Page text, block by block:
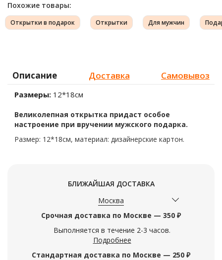
Похожие товары:
Открытки в подарок Открытки Для мужчин
Описание Доставка Самовывоз
Размеры: 12*18см
Великолепная открытка придаст особое
настроение при вручении мужского подарка.
Размер: 12*18см, материал: дизайнерские картон.
БЛИЖАЙШАЯ ДОСТАВКА
Москва
Срочная доставка по Москве — 350 ₽
Выполняется в течение 2-3 часов.
Подробнее
Стандартная доставка по Москве — 250 ₽